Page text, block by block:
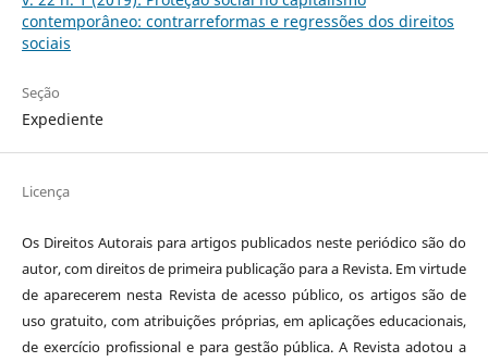
contemporâneo: contrarreformas e regressões dos direitos
sociais
Seção
Expediente
Licença
Os Direitos Autorais para artigos publicados neste periódico são do
autor, com direitos de primeira publicação para a Revista. Em virtude
de aparecerem nesta Revista de acesso público, os artigos são de
uso gratuito, com atribuições próprias, em aplicações educacionais,
de exercício profissional e para gestão pública. A Revista adotou a